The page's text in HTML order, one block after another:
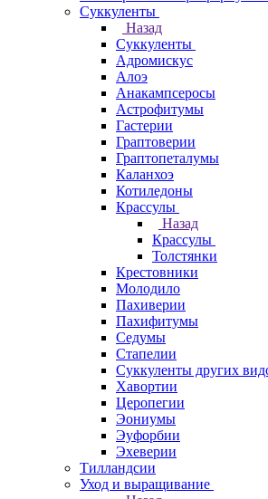
Суккуленты
Назад
Суккуленты
Адромискус
Алоэ
Анакампсеросы
Астрофитумы
Гастерии
Граптоверии
Граптопеталумы
Каланхоэ
Котиледоны
Крассулы
Назад
Крассулы
Толстянки
Крестовники
Молодило
Пахиверии
Пахифитумы
Седумы
Стапелии
Суккуленты других
Хавортии
Церопегии
Эониумы
Эуфорбии
Эхеверии
Тилландсии
Уход и выращивание